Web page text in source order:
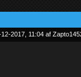
2017, 11:04 af